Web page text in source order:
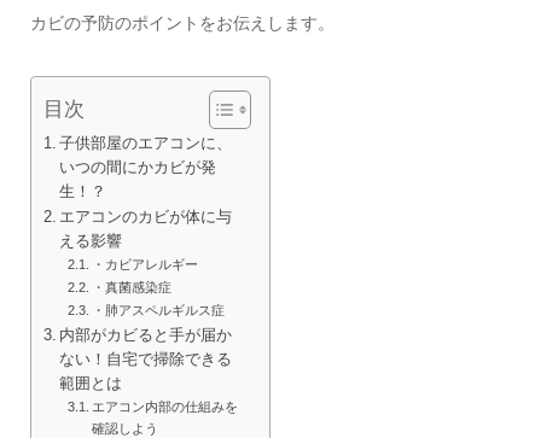
カビの予防のポイントをお伝えします。
目次
子供部屋のエアコンに、
いつの間にかカビが発
生！？
エアコンのカビが体に与
える影響
・カビアレルギー
・真菌感染症
・肺アスペルギルス症
内部がカビると手が届か
ない！自宅で掃除できる
範囲とは
エアコン内部の仕組みを
確認しよう